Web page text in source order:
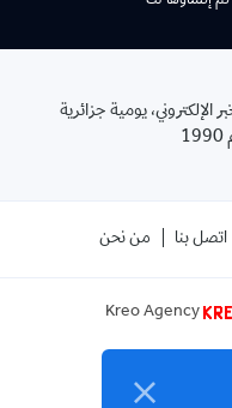
الإلكتروني، يومية جزائرية
اتصل بنا من نحن
Kreo Agency